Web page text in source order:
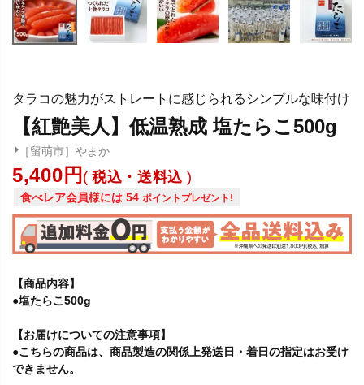
タラコの魅力がストレートに感じられるシンプルな味付け
【紅艶美人】低温熟成 塩たらこ500g
［留萌市］やまか
5,400 税込・送料込
食べレア会員様には 54 ポイントプレゼント!
【商品内容】
●塩たらこ500g
【お届けについての注意事項】
●こちらの商品は、商品製造の関係上発送日・着日の指定はお受け
できません。